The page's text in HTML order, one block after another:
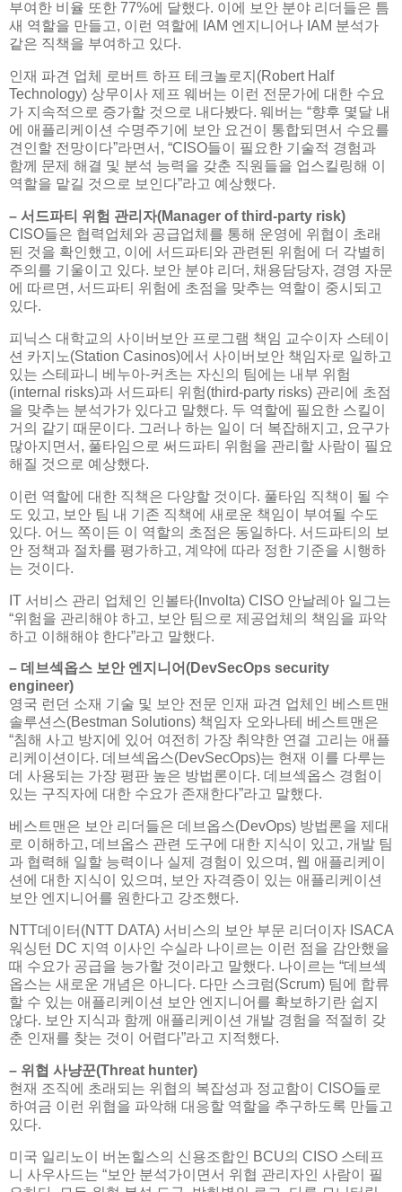
부여한 비율 또한 77%에 달했다. 이에 보안 분야 리더들은 틈
새 역할을 만들고, 이런 역할에 IAM 엔지니어나 IAM 분석가
같은 직책을 부여하고 있다.
인재 파견 업체 로버트 하프 테크놀로지(Robert Half
Technology) 상무이사 제프 웨버는 이런 전문가에 대한 수요
가 지속적으로 증가할 것으로 내다봤다. 웨버는 “향후 몇달 내
에 애플리케이션 수명주기에 보안 요건이 통합되면서 수요를
견인할 전망이다”라면서, “CISO들이 필요한 기술적 경험과
함께 문제 해결 및 분석 능력을 갖춘 직원들을 업스킬링해 이
역할을 맡길 것으로 보인다”라고 예상했다.
– 서드파티 위험 관리자(Manager of third-party risk)
CISO들은 협력업체와 공급업체를 통해 운영에 위협이 초래
된 것을 확인했고, 이에 서드파티와 관련된 위험에 더 각별히
주의를 기울이고 있다. 보안 분야 리더, 채용담당자, 경영 자문
에 따르면, 서드파티 위험에 초점을 맞추는 역할이 중시되고
있다.
피닉스 대학교의 사이버보안 프로그램 책임 교수이자 스테이
션 카지노(Station Casinos)에서 사이버보안 책임자로 일하고
있는 스테파니 베누아-커츠는 자신의 팀에는 내부 위험
(internal risks)과 서드파티 위험(third-party risks) 관리에 초점
을 맞추는 분석가가 있다고 말했다. 두 역할에 필요한 스킬이
거의 같기 때문이다. 그러나 하는 일이 더 복잡해지고, 요구가
많아지면서, 풀타임으로 써드파티 위험을 관리할 사람이 필요
해질 것으로 예상했다.
이런 역할에 대한 직책은 다양할 것이다. 풀타임 직책이 될 수
도 있고, 보안 팀 내 기존 직책에 새로운 책임이 부여될 수도
있다. 어느 쪽이든 이 역할의 초점은 동일하다. 서드파티의 보
안 정책과 절차를 평가하고, 계약에 따라 정한 기준을 시행하
는 것이다.
IT 서비스 관리 업체인 인볼타(Involta) CISO 안날레아 일그는
“위험을 관리해야 하고, 보안 팀으로 제공업체의 책임을 파악
하고 이해해야 한다”라고 말했다.
– 데브섹옵스 보안 엔지니어(DevSecOps security
engineer)
영국 런던 소재 기술 및 보안 전문 인재 파견 업체인 베스트맨
솔루션스(Bestman Solutions) 책임자 오와나테 베스트맨은
“침해 사고 방지에 있어 여전히 가장 취약한 연결 고리는 애플
리케이션이다. 데브섹옵스(DevSecOps)는 현재 이를 다루는
데 사용되는 가장 평판 높은 방법론이다. 데브섹옵스 경험이
있는 구직자에 대한 수요가 존재한다”라고 말했다.
베스트맨은 보안 리더들은 데브옵스(DevOps) 방법론을 제대
로 이해하고, 데브옵스 관련 도구에 대한 지식이 있고, 개발 팀
과 협력해 일할 능력이나 실제 경험이 있으며, 웹 애플리케이
션에 대한 지식이 있으며, 보안 자격증이 있는 애플리케이션
보안 엔지니어를 원한다고 강조했다.
NTT데이터(NTT DATA) 서비스의 보안 부문 리더이자 ISACA
워싱턴 DC 지역 이사인 수실라 나이르는 이런 점을 감안했을
때 수요가 공급을 능가할 것이라고 말했다. 나이르는 “데브섹
옵스는 새로운 개념은 아니다. 다만 스크럼(Scrum) 팀에 합류
할 수 있는 애플리케이션 보안 엔지니어를 확보하기란 쉽지
않다. 보안 지식과 함께 애플리케이션 개발 경험을 적절히 갖
춘 인재를 찾는 것이 어렵다”라고 지적했다.
– 위협 사냥꾼(Threat hunter)
현재 조직에 초래되는 위협의 복잡성과 정교함이 CISO들로
하여금 이런 위협을 파악해 대응할 역할을 추구하도록 만들고
있다.
미국 일리노이 버논힐스의 신용조합인 BCU의 CISO 스테프
니 사우사드는 “보안 분석가이면서 위협 관리자인 사람이 필